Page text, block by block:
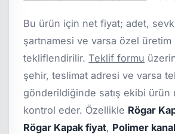
Bu ürün için net fiyat; adet,
şartnamesi ve varsa özel üretim
tekliflendirilir.Teklif formu
şehir, teslimat adresi ve varsa
gönderildiğinde satış ekibi ürün
kontrol eder. Özellikle Rögar
Rögar Kapak fiyat, Polimer kanal